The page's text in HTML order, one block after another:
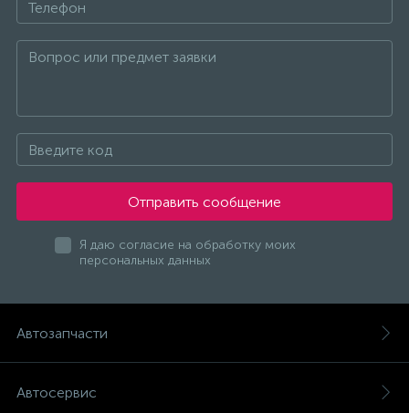
Отправить сообщение
Я даю согласие на обработку моих
персональных данных
Автозапчасти
Автосервис